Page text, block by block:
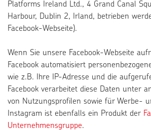
Platforms Ireland Ltd., 4 Grand Canal
Harbour, Dublin 2, Irland, betrieben
Facebook-Webseite).
Wenn Sie unsere Facebook-Webseite
Facebook automatisiert
wie z.B. Ihre IP-Adresse und die
Facebook verarbeitet diese Daten unter
von Nutzungsprofilen sowie für Werbe-
Instagram ist ebenfalls ein Produkt der
Unternehmensgruppe.